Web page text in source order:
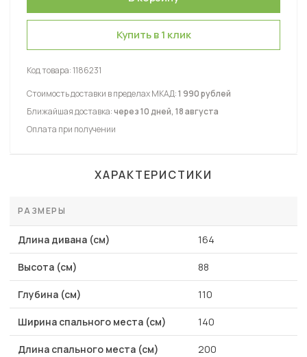
Купить в 1 клик
Код товара:1186231
Стоимость доставки в пределах МКАД:1 990 рублей
Ближайшая доставка:через 10 дней, 18 августа
Оплата при получении
ХАРАКТЕРИСТИКИ
РАЗМЕРЫ
Длина дивана (см) 164
Высота (см) 88
Глубина (см) 110
Ширина спального места (см) 140
Длина спального места (см) 200